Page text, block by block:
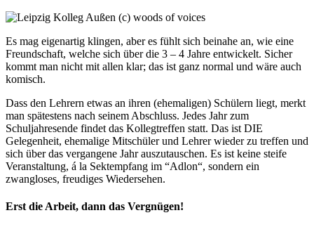
Es mag eigenartig klingen, aber es fühlt sich beinahe an, wie eine
Freundschaft, welche sich über die 3 – 4 Jahre entwickelt. Sicher
kommt man nicht mit allen klar; das ist ganz normal und wäre auch
komisch.
Dass den Lehrern etwas an ihren (ehemaligen) Schülern liegt, merkt
man spätestens nach seinem Abschluss. Jedes Jahr zum
Schuljahresende findet das Kollegtreffen statt. Das ist DIE
Gelegenheit, ehemalige Mitschüler und Lehrer wieder zu treffen und
sich über das vergangene Jahr auszutauschen. Es ist keine steife
Veranstaltung, á la Sektempfang im “Adlon“, sondern ein
zwangloses, freudiges Wiedersehen.
Erst die Arbeit, dann das Vergnügen!